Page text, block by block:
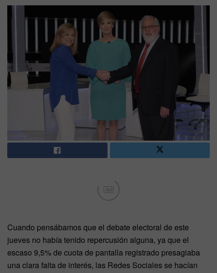
Ad
Cuando pensábamos que el debate electoral de este
jueves no había tenido repercusión alguna, ya que el
escaso 9,5% de cuota de pantalla registrado presagiaba
una clara falta de interés, las Redes Sociales se hacían